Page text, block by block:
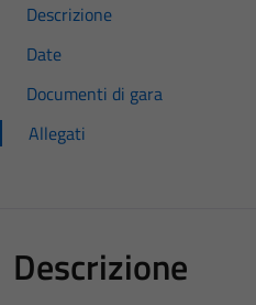
Descrizione
Date
Documenti di gara
Allegati
Descrizione